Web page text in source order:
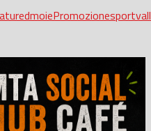
moiePromozionesport